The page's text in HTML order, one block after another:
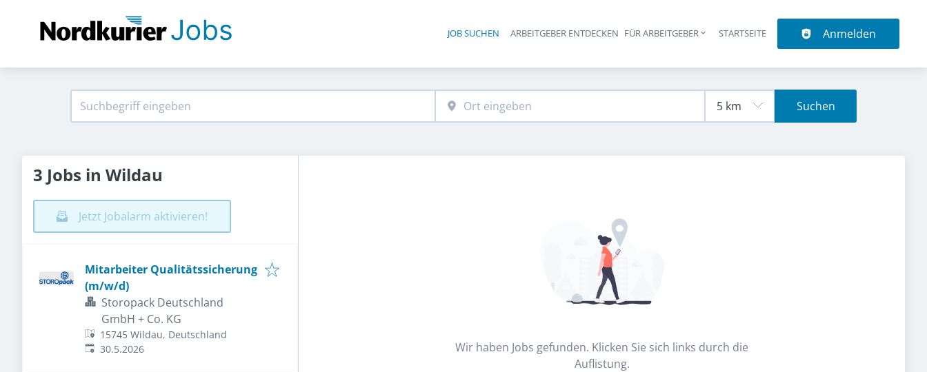
Haupt-Navigation
JOB SUCHEN ARBEITGEBER ENTDECKEN FÜR ARBEITGEBER STARTSEITE Anmelden
Suchen
3 Jobs in Wildau
Jetzt Jobalarm aktivieren!
Mitarbeiter Qualitätssicherung
(m/w/d)
Storopack Deutschland
GmbH + Co. KG
15745 Wildau, Deutschland
Veröffentlicht
30.5.2026
Wir haben Jobs gefunden. Klicken Sie sich links durch die
Auflistung.